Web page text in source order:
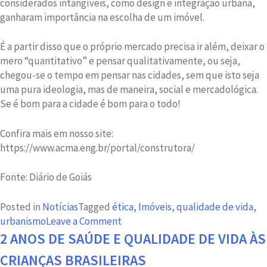
considerados intangíveis, como design e integração urbana,
ganharam importância na escolha de um imóvel.
É a partir disso que o próprio mercado precisa ir além, deixar o
mero “quantitativo” e pensar qualitativamente, ou seja,
chegou-se o tempo em pensar nas cidades, sem que isto seja
uma pura ideologia, mas de maneira, social e mercadológica.
Se é bom para a cidade é bom para o todo!
Confira mais em nosso site:
https://www.acma.eng.br/portal/construtora/
Fonte: Diário de Goiás
Posted in NotíciasTagged ética, Imóveis,qualidade de vida,
urbanismoLeave a Comment
Você
ouviu
2 ANOS DE SAÚDE E QUALIDADE DE VIDA ÀS
CRIANÇAS BRASILEIRAS